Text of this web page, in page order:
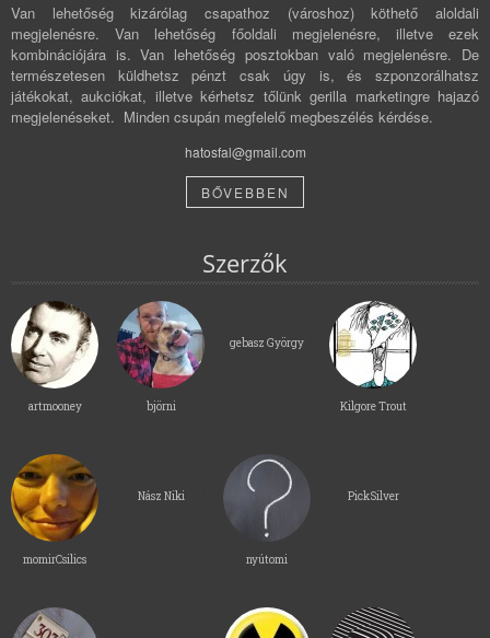
Van lehetőség kizárólag csapathoz (városhoz) köthető aloldali
megjelenésre. Van lehetőség főoldali megjelenésre, illetve ezek
kombinációjára is. Van lehetőség posztokban való megjelenésre. De
természetesen küldhetsz pénzt csak úgy is, és szponzorálhatsz
játékokat, aukciókat, illetve kérhetsz tőlünk gerilla marketingre hajazó
megjelenéseket. Minden csupán megfelelő megbeszélés kérdése.
hatosfal@gmail.com
BŐVEBBEN
Szerzők
artmooney björni
gebasz György
Kilgore Trout
momirCsilics
Nász Niki
nyútomi
PickSilver